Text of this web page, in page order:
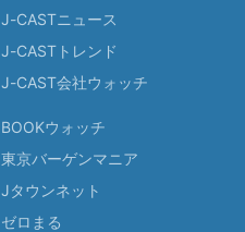
J-CASTニュース
J-CASTトレンド
J-CAST会社ウォッチ
BOOKウォッチ
東京バーゲンマニア
Jタウンネット
ゼロまる